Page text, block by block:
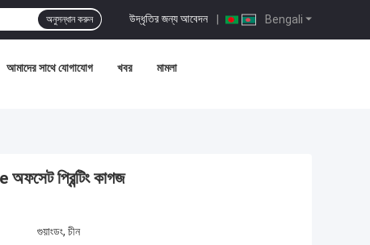
Bengali
উদ্ধৃতির জন্য আবেদন |
অনুসন্ধান করুন
আমাদের সাথে যোগাযোগ খবর মামলা
প্রিন্টিং কাগজ
গুয়াংডং, চীন